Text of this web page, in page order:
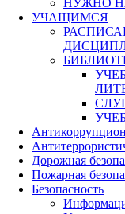
УЧАЩИМСЯ
Дорожная
Пожарная
Безопасность